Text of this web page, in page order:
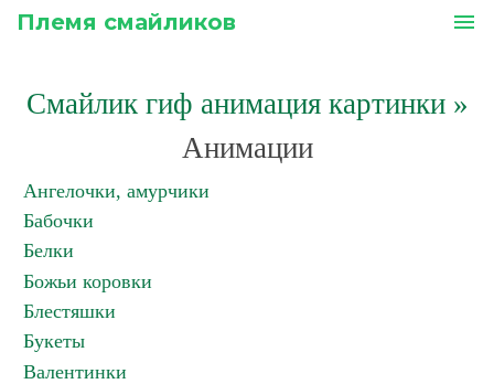
Племя смайликов menu
Смайлик гиф анимация картинки»
Анимации
Ангелочки, амурчики
Бабочки
Белки
Божьи коровки
Блестяшки
Букеты
Валентинки